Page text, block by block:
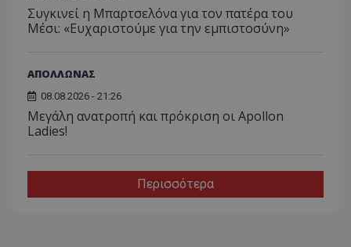
Συγκινεί η Μπαρτσελόνα για τον πατέρα του
Μέσι: «Ευχαριστούμε για την εμπιστοσύνη»
ΑΠΟΛΛΩΝΑΣ
08.08.2026 - 21:26
Μεγάλη ανατροπή και πρόκριση οι Apollon
Ladies!
Περισσότερα